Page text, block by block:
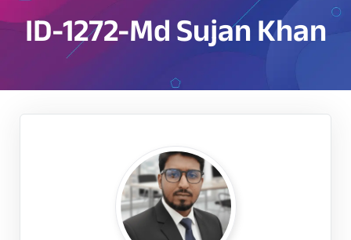
ID-1272-Md Sujan Khan